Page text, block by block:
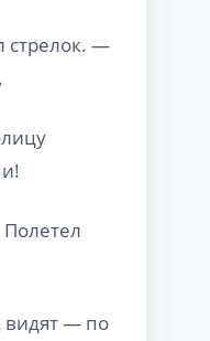
стрелок. —
Полетел
видят — по